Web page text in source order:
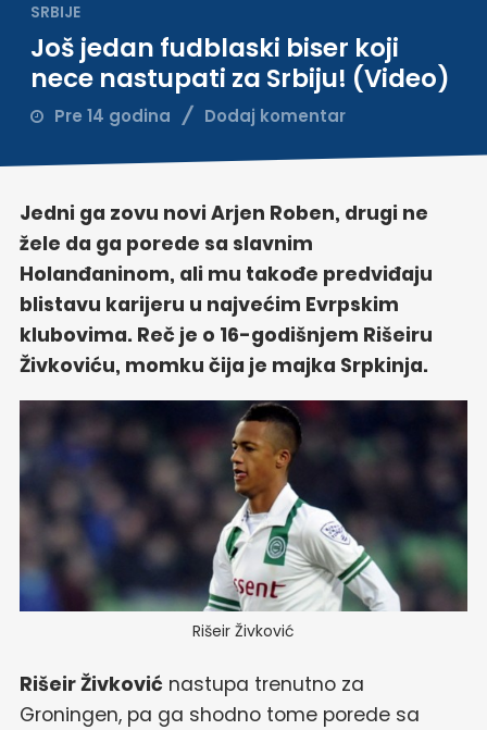
SRBIJE
Još jedan fudblaski biser koji
nece nastupati za Srbiju! (Video)
Pre 14 godina Dodaj komentar
Jedni ga zovu novi Arjen Roben, drugi ne
žele da ga porede sa slavnim
Holanđaninom, ali mu takođe predviđaju
blistavu karijeru u najvećim Evrpskim
klubovima. Reč je o 16-godišnjem Rišeiru
Živkoviću, momku čija je majka Srpkinja.
Rišeir Živković
Rišeir Živković nastupa trenutno za
Groningen, pa ga shodno tome porede sa